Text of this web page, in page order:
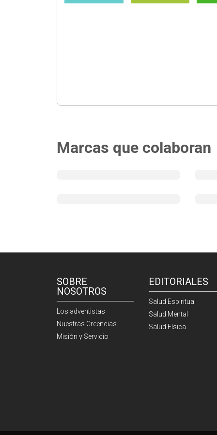
Marcas que colaboran
SOBRE
NOSOTROS
Los adventistas
Nuestras Creencias
Misión y Servicio
EDITORIALES
Salud Espiritual
Salud Mental
Salud Física